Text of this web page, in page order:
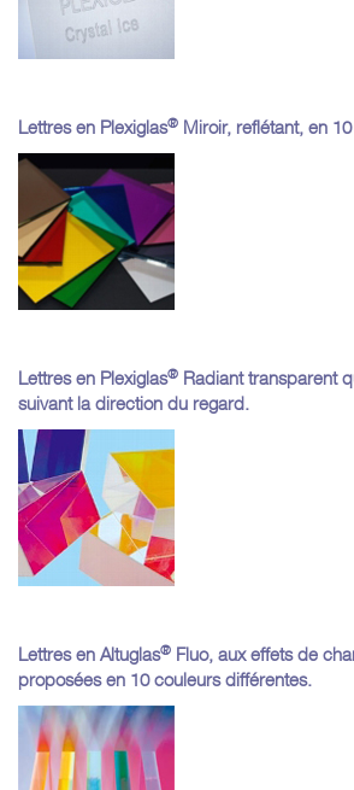
Lettres en Plexiglas® Miroir, reflétant, en
Lettres en Plexiglas® Radiant transparent
suivant la direction du regard.
Lettres en Altuglas® Fluo, aux effets de
proposées en 10 couleurs différentes.